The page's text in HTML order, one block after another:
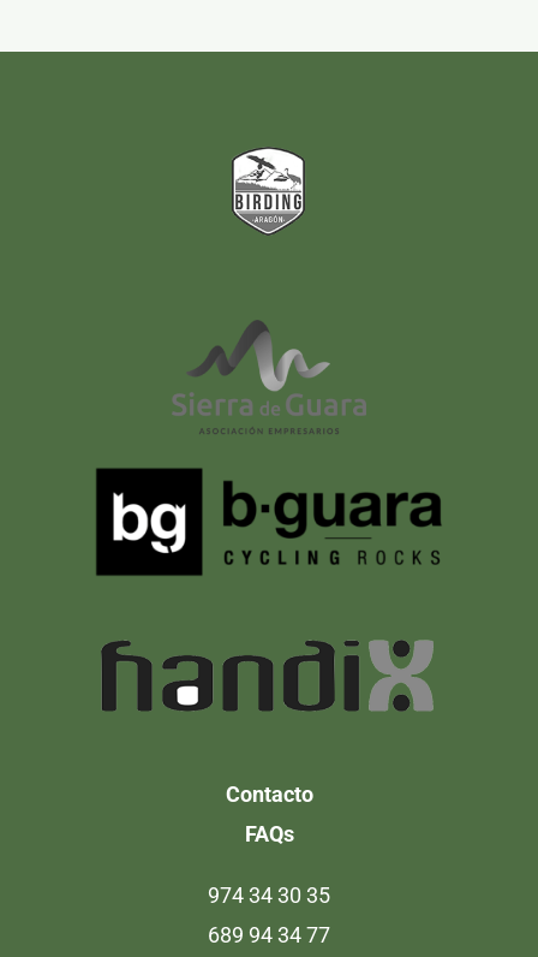
Contacto
FAQs
974 34 30 35
689 94 34 77